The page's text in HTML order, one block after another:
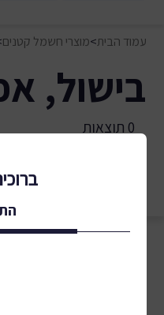
עמוד הבית>מוצרי חשמל קטנים
בישול,
0 תוצאות